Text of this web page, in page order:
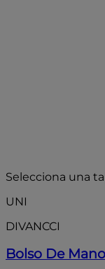
Selecciona una
UNI
DIVANCCI
Bolso De